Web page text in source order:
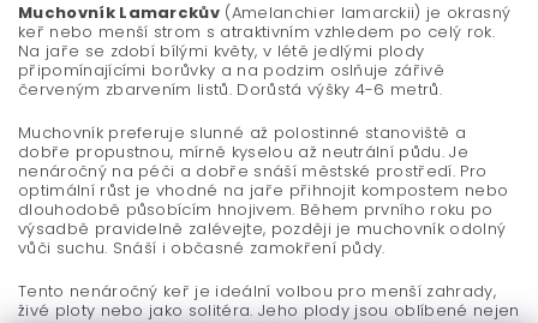
Muchovník Lamarckův (Amelanchier lamarckii) je okrasný
keř nebo menší strom s atraktivním vzhledem po celý rok.
Na jaře se zdobí bílými květy, v létě jedlými plody
připomínajícími borůvky a na podzim oslňuje zářivě
červeným zbarvením listů. Dorůstá výšky 4-6 metrů.
Muchovník preferuje slunné až polostinné stanoviště a
dobře propustnou, mírně kyselou až neutrální půdu. Je
nenáročný na péči a dobře snáší městské prostředí. Pro
optimální růst je vhodné na jaře přihnojit kompostem nebo
dlouhodobě působícím hnojivem. Během prvního roku po
výsadbě pravidelně zalévejte, později je muchovník odolný
vůči suchu. Snáší i občasné zamokření půdy.
Tento nenáročný keř je ideální volbou pro menší zahrady,
živé ploty nebo jako solitéra. Jeho plody jsou oblíbené nejen